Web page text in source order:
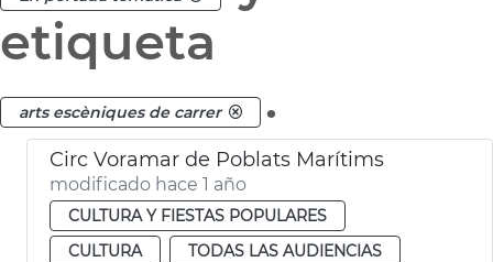
etiqueta
arts escèniques de carrer .
Circ Voramar de Poblats Marítims
modificado hace 1 año
CULTURA Y FIESTAS POPULARES
CULTURA
TODAS LAS AUDIENCIAS